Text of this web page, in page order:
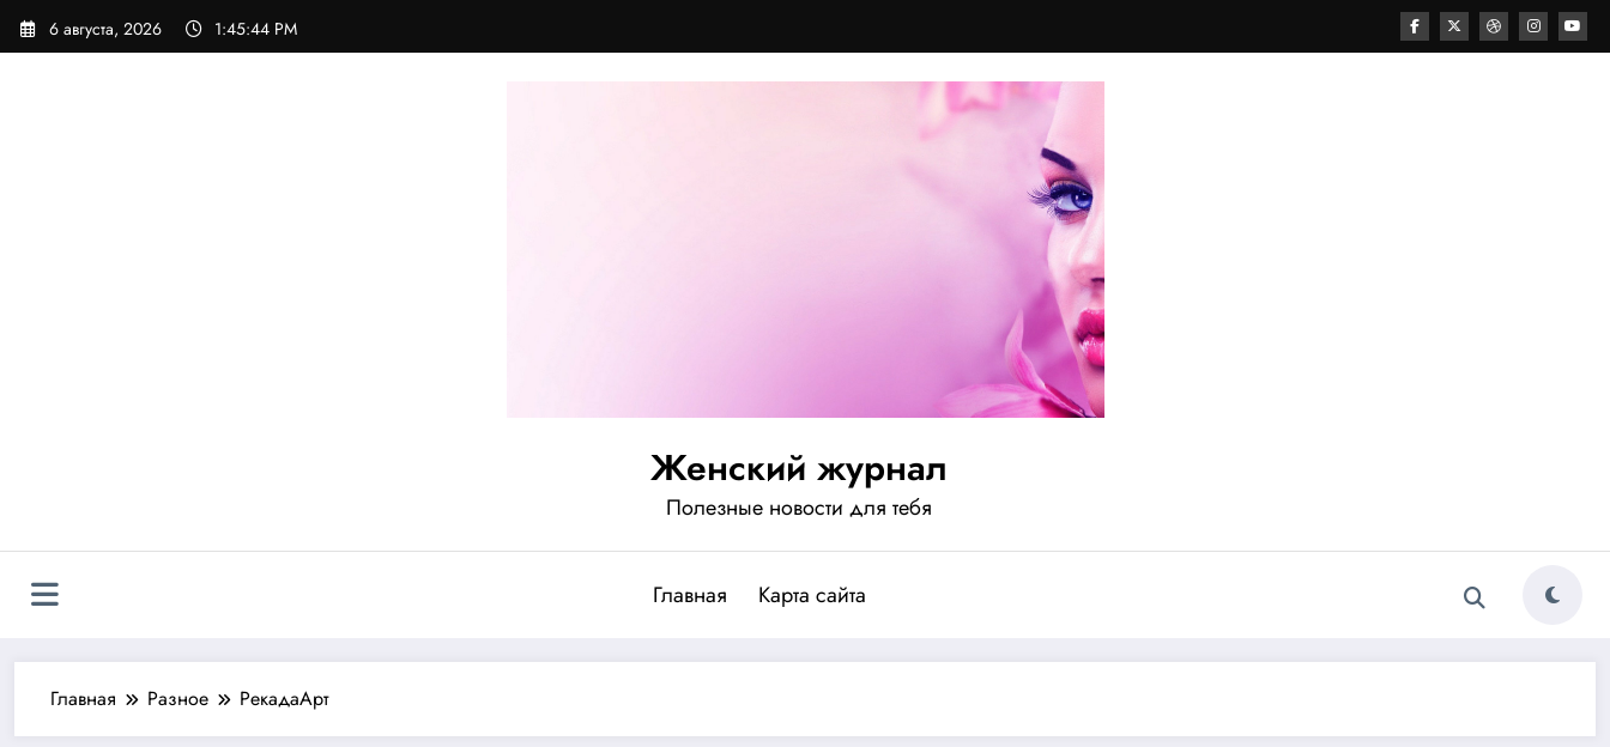
Перейти
6 августа, 2026 1:45:44 PM
Женский журнал
Полезные новости для тебя
Главная Карта сайта
Главная Разное РекадаАрт